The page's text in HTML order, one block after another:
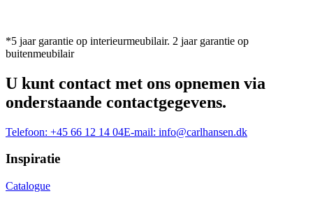
*5 jaar garantie op interieurmeubilair. 2 jaar garantie op
buitenmeubilair
U kunt contact met ons opnemen via
onderstaande contactgegevens.
Telefoon: +45 66 12 14 04E-mail: info@carlhansen.dk
Inspiratie
Catalogue